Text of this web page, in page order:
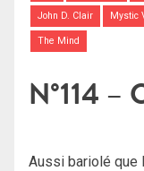
John D. Clair Mystic
The Mind
N°114 –
Aussi bariolé que